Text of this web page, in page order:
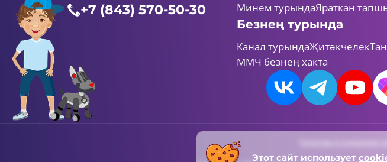
+7 (843) 570-50-30 Минем турындаЯраткан
Безнең турында
Канал турындаҖитәкчелек
ММЧ безнең хакта
Этот сайт использует